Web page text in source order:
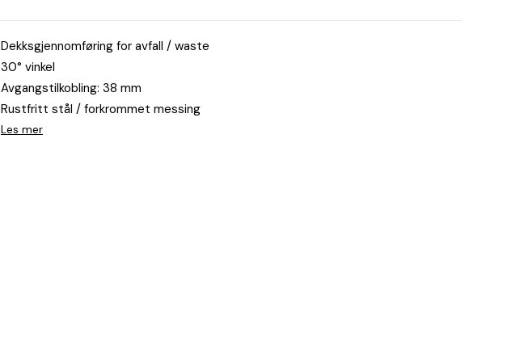
Dekksgjennomføring for avfall / waste
30° vinkel
Avgangstilkobling: 38 mm
Rustfritt stål / forkrommet messing
Les mer